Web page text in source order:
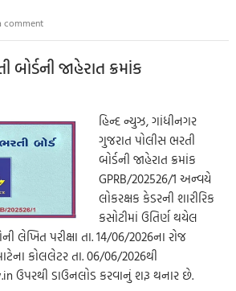
s
A
p
y
Li
nk
g
er
e m
comment
જાહેરાત ક્રમાંક
હિન્દ ન્યુઝ, ગાંધીનગર
ગુજરાત પોલીસ ભરતી
બોર્ડની જાહેરાત ક્રમાંક
GPRB/202526/1 અન્વયે
લોકરક્ષક કેડરની શારીરિક
કસોટીમાં ઉતિર્ણ થયેલ
લેખિત પરીક્ષા તા. 14/06/2026ના રોજ
કોલલેટર તા. 06/06/2026થી
ઉપરથી ડાઉનલોડ કરવાનું શરૂ થનાર છે.